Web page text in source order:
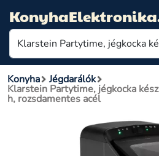
Konyha Jégdarálók
Klarstein Partytime, jégkocka
h, rozsdamentes acél